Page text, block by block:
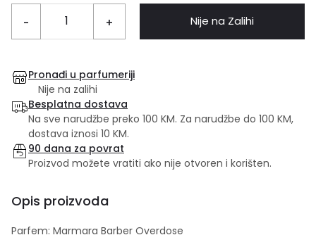
- + Nije na Zalihi
Pronađi u parfumeriji
Nije na zalihi
Besplatna dostava
Na sve narudžbe preko 100 KM. Za narudžbe do 100 KM,
dostava iznosi 10 KM.
90 dana za povrat
Proizvod možete vratiti ako nije otvoren i korišten.
Opis proizvoda
Parfem: Marmara Barber Overdose